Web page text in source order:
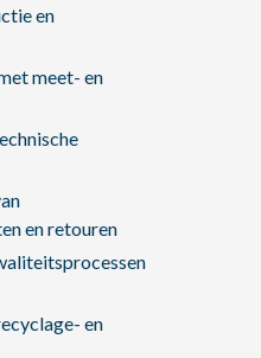
en
meet- en
en retouren
en